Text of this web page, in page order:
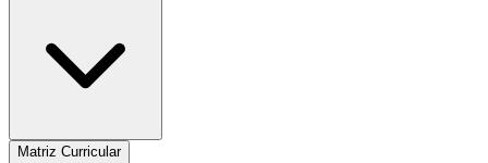
Matriz Curricular